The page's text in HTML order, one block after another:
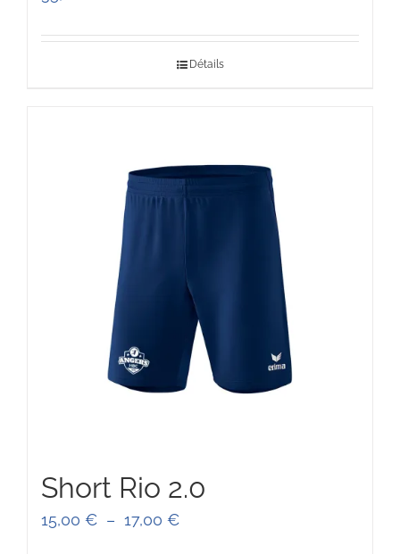
Détails
Short Rio 2.0
15,00 € – 17,00 €Plage